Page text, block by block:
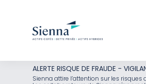
ALERTE RISQUE DE FRAUDE -
Sienna attire l’attention sur les